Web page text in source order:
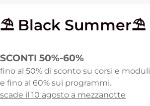
⛱️ Black Summer⛱️
SCONTI 50%-60%
fino al 50% di sconto su corsi e moduli
e fino al 60% sui programmi.
scade il 10 agosto a mezzanotte